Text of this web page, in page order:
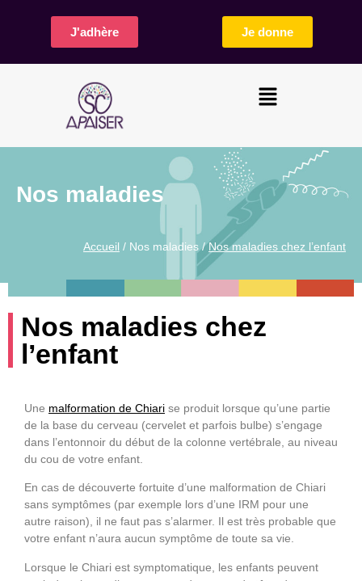
J'adhère Je donne
Nos maladies
Accueil / Nos maladies /Nos maladies chez l’enfant
Nos maladies chez
l’enfant
Une malformation de Chiari se produit lorsque qu’une partie
de la base du cerveau (cervelet et parfois bulbe) s’engage
dans l’entonnoir du début de la colonne vertébrale, au niveau
du cou de votre enfant.
En cas de découverte fortuite d’une malformation de Chiari
sans symptômes (par exemple lors d’une IRM pour une
autre raison), il ne faut pas s’alarmer. Il est très probable que
votre enfant n’aura aucun symptôme de toute sa vie.
Lorsque le Chiari est symptomatique, les enfants peuvent